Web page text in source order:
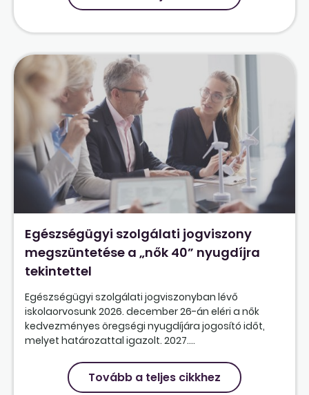
Egészségügyi szolgálati jogviszony
megszüntetése a „nők 40” nyugdíjra
tekintettel
Egészségügyi szolgálati jogviszonyban lévő
iskolaorvosunk 2026. december 26-án eléri a nők
kedvezményes öregségi nyugdíjára jogosító időt,
melyet határozattal igazolt. 2027....
Tovább a teljes cikkhez